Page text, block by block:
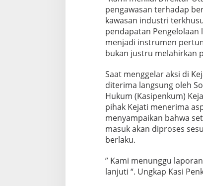
pengawasan terhadap
kawasan industri
pendapatan Pengelolaan
menjadi instrumen
bukan justru melahirkan
Saat menggelar aksi di
diterima langsung oleh
Hukum (Kasipenkum)
pihak Kejati menerima
menyampaikan bahwa
masuk akan diproses
berlaku.
” Kami menunggu
lanjuti “. Ungkap Kasi